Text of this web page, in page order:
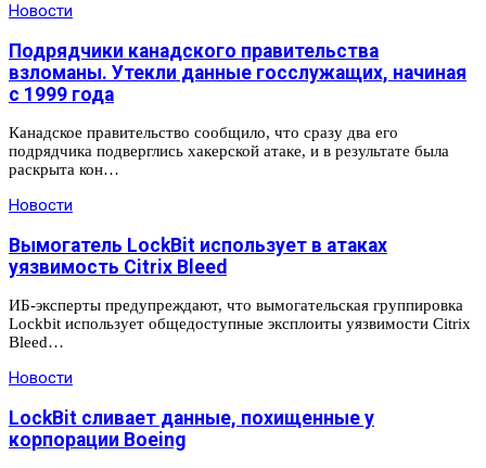
Новости
Подрядчики канадского правительства
взломаны. Утекли данные госслужащих, начиная
с 1999 года
Канадское правительство сообщило, что сразу два его
подрядчика подверглись хакерской атаке, и в результате была
раскрыта кон…
Новости
Вымогатель LockBit использует в атаках
уязвимость Citrix Bleed
ИБ-эксперты предупреждают, что вымогательская группировка
Lockbit использует общедоступные эксплоиты уязвимости Citrix
Bleed…
Новости
LockBit сливает данные, похищенные у
корпорации Boeing